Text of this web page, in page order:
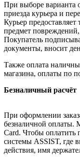
При выборе варианта
приезда курьера и
Курьер
предмет
Покупатель
документы, вносит
Также оплата
магазина, оплаты по
Безналичный расчёт
При оформлении
безналичной оплаты.
Card. Чтобы оплатить
системы ASSIST, где
действия, имя